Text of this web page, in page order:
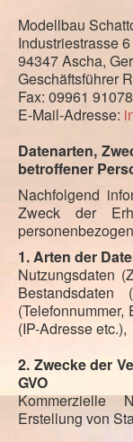
Modellbau
Industriestrasse 6
94347 Ascha,
Geschäftsführer
Fax: 09961
E-Mail-Adresse:
Datenarten,
betroffener
Nachfolgend
Zweck der
1. Arten der
Nutzungsdaten
Bestandsdaten
(IP-Adresse etc.),
2. Zwecke der
GVO
Kommerzielle
Erstellung von